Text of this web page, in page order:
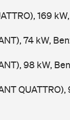
169
74 kW,
98 kW,